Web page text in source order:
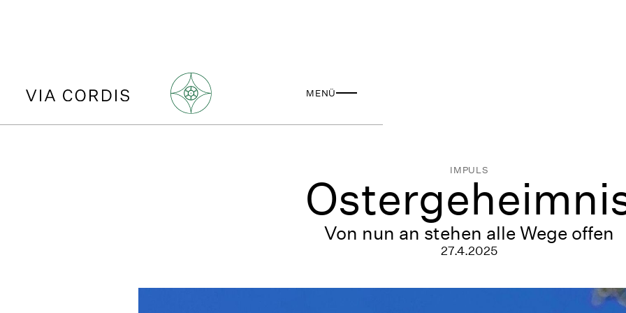
MENÜ
IMPULS
Von nun an stehen alle Wege offen
27.4.2025